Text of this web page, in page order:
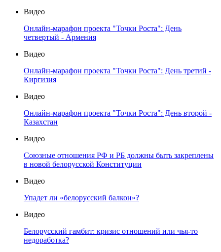
Видео
Онлайн-марафон проекта "Точки Роста": День
четвертый - Армения
Видео
Онлайн-марафон проекта "Точки Роста": День третий -
Киргизия
Видео
Онлайн-марафон проекта "Точки Роста": День второй -
Казахстан
Видео
Союзные отношения РФ и РБ должны быть закреплены
в новой белорусской Конституции
Видео
Упадет ли «белорусский балкон»?
Видео
Белорусский гамбит: кризис отношений или чья-то
недоработка?